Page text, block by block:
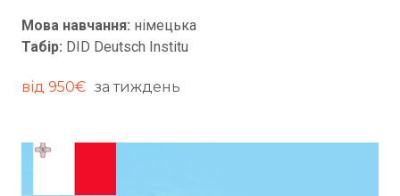
Мова навчання: німецька
Табір: DID Deutsch Institu
від 950€ за тиждень